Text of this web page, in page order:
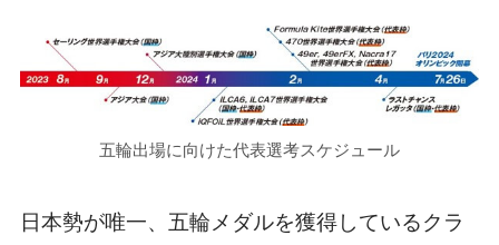
五輪出場に向けた代表選考スケジュール
日本勢が唯一、五輪メダルを獲得しているクラ